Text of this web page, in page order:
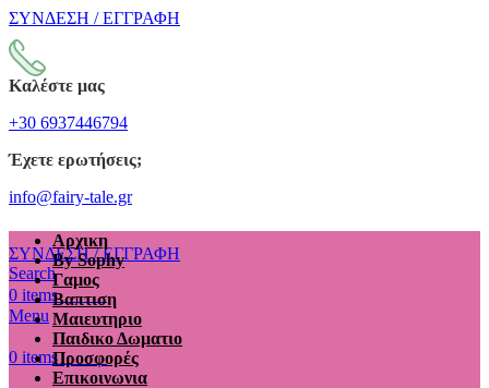
ΣΥΝΔΕΣΗ / ΕΓΓΡΑΦΗ
Καλέστε μας
+30 6937446794
Έχετε ερωτήσεις;
info@fairy-tale.gr
ΣΥΝΔΕΣΗ / ΕΓΓΡΑΦΗ
Search
0 items €0.00
Menu
0 items €0.00
Αρχικη
By Sophy
Γαμος
Βαπτιση
Μαιευτηριο
Παιδικο Δωματιο
Προσφορές
Επικοινωνια